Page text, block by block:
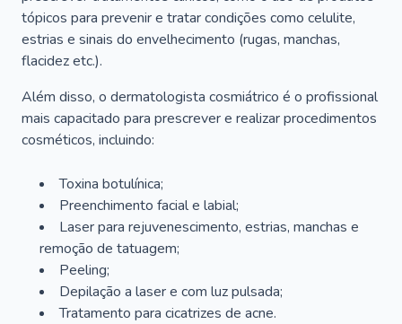
tópicos para prevenir e tratar condições como celulite,
estrias e sinais do envelhecimento (rugas, manchas,
flacidez etc.).
Além disso, o dermatologista cosmiátrico é o profissional
mais capacitado para prescrever e realizar procedimentos
cosméticos, incluindo:
Toxina botulínica;
Preenchimento facial e labial;
Laser para rejuvenescimento, estrias, manchas e
remoção de tatuagem;
Peeling;
Depilação a laser e com luz pulsada;
Tratamento para cicatrizes de acne.